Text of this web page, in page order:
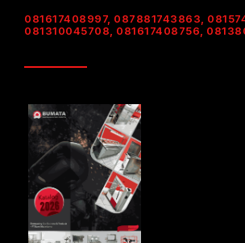
081617408997, 087881743863,
081310045708, 081617408756,